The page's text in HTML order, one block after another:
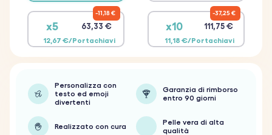
x5 63,33 €
12,67 €/Portachiavi
11,18 €
x10 111,75 €
11,18 €/Portachiavi
37,25 €
Personalizza con
testo ed emoji
divertenti
Garanzia di rimborso
entro 90 giorni
Realizzato con cura
Pelle vera di alta
qualità